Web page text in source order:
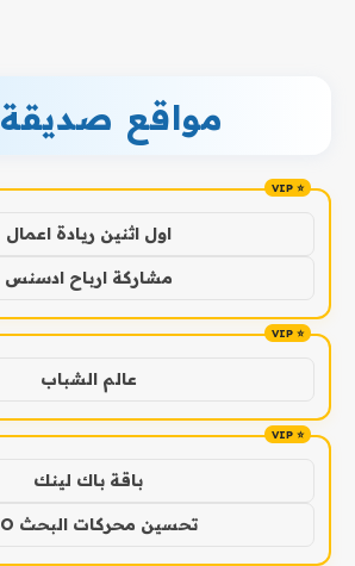
مواقع صديقة
اول اثنين ريادة اعمال
مشاركة ارباح ادسنس
عالم الشباب
باقة باك لينك
تحسين محركات البحث SEO